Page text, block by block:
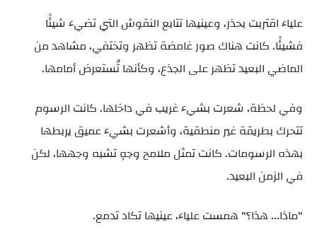
علياء اقتربت بحذر، وعينيها تتابع النقوش التي تضيء شيئًا
فشيئًا. كانت هناك صور غامضة تظهر وتختفي، مشاهد من
الماضي البعيد تظهر على الجذع، وكأنها تُستعرض أمامها.
وفي لحظة، شعرت بشيء غريب في داخلها. كانت الرسوم
تتحرك بطريقة غير منطقية، وأشعرت بشيء عميق يربطها
بهذه الرسومات. كانت تمثل ملامح وجهٍ تشبه وجهها، لكن
في الزمن البعيد.
"ماذا... هذا؟" همست علياء، عينيها تكاد تدمع.